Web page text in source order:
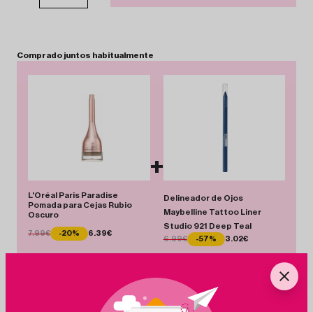
Comprado juntos habitualmente
L'Oréal Paris Paradise
Pomada para Cejas Rubio
Oscuro
7.99€ -20% 6.39€
+
Delineador de Ojos
Maybelline Tattoo Liner
Studio 921 Deep Teal
6.99€ -57% 3.02€
Total 9.41 € Añadir Pack